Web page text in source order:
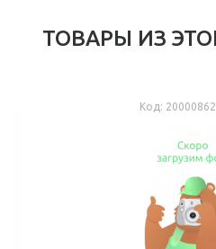
ТОВАРЫ ИЗ
Код: